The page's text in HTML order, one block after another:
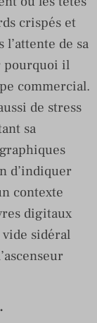
crispés et
l’attente de sa
pourquoi il
commercial.
de stress
sa
d’indiquer
contexte
digitaux
sidéral